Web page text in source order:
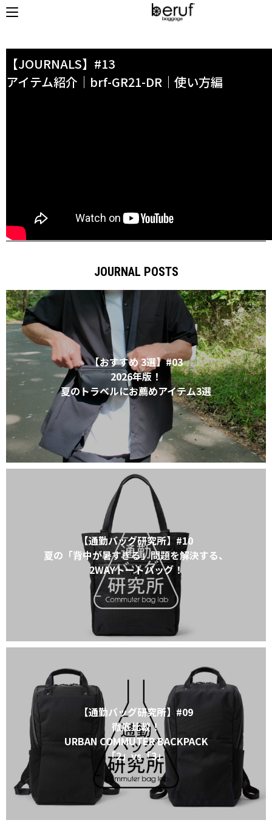
収納サイズ
XS｜5リッター以下
S｜10リッター以下
タブレット｜11インチ相当
ノートPC｜14インチ相当
ノートPC｜16インチ相当
商品価格
¥10,000 - ¥19,999
¥30,000 - ¥39,999
¥40,000 - ¥49,999
¥50,000 - ¥99,999
¥100,000 -
ニュース
ブランドストーリー
STORY
ジャーナル
取扱店舗
ショッピングガイド
アフターケア
メンバーシップ
FAQ｜よくある質問
INTERNATIONAL SHIPPING
新規会員登録
ログイン
マイページ
お問い合わせ
ショッピングカート
【JOURNALS】#13
アイテム紹介｜brf-GR21-DR｜使い方編
JOURNAL POSTS
【おすすめ 3選】#03
2026年版！
夏のトラベルにお薦めアイテム3選
【通勤バッグ研究所】#10
夏の「背中が暑すぎる」問題を解決する、
2WAYトートバッグ！
【通勤バッグ研究所】#09
徹底比較！
URBAN COMMUTER BACKPACK
「2」vs「3」